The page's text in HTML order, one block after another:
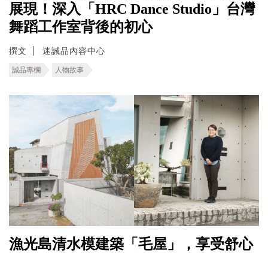
展現！深入「HRC Dance Studio」台灣
舞蹈工作室背後的初心
撰文 迷誠品內容中心
誠品專欄 人物故事
漁光島清水模建築「毛屋」，享受舒心